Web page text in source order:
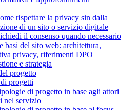
rispettare la privacy sin dalla
di un sito o servizio digitale
il consenso quando necessario
basi del sito web: architettura,
privacy, riferimenti DPO
e strategia
progetto
progetti
di progetto in base agli attori
nel servizio